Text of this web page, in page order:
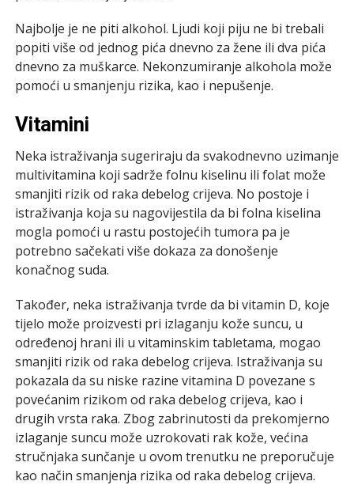
Najbolje je ne piti alkohol. Ljudi koji piju ne bi trebali
popiti više od jednog pića dnevno za žene ili dva pića
dnevno za muškarce. Nekonzumiranje alkohola može
pomoći u smanjenju rizika, kao i nepušenje.
Vitamini
Neka istraživanja sugeriraju da svakodnevno uzimanje
multivitamina koji sadrže folnu kiselinu ili folat može
smanjiti rizik od raka debelog crijeva. No postoje i
istraživanja koja su nagovijestila da bi folna kiselina
mogla pomoći u rastu postojećih tumora pa je
potrebno sačekati više dokaza za donošenje
konačnog suda.
Također, neka istraživanja tvrde da bi vitamin D, koje
tijelo može proizvesti pri izlaganju kože suncu, u
određenoj hrani ili u vitaminskim tabletama, mogao
smanjiti rizik od raka debelog crijeva. Istraživanja su
pokazala da su niske razine vitamina D povezane s
povećanim rizikom od raka debelog crijeva, kao i
drugih vrsta raka. Zbog zabrinutosti da prekomjerno
izlaganje suncu može uzrokovati rak kože, većina
stručnjaka sunčanje u ovom trenutku ne preporučuje
kao način smanjenja rizika od raka debelog crijeva.